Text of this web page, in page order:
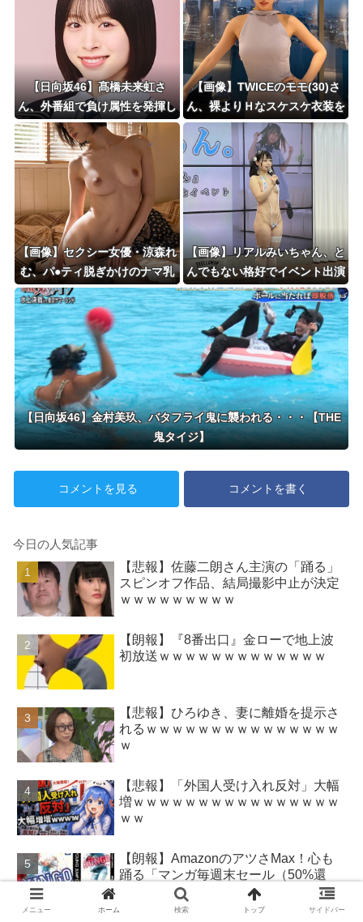
【日向坂46】髙橋未来虹さ
ん、外番組で負け属性を発揮し
てしまう…
【画像】TWICEのモモ(30)さ
ん、裸よりＨなスケスケ衣装を
着てしまうｗｗｗｗｗｗ
【画像】セクシー女優・涼森れ
む、パ●ティ脱ぎかけのナマ乳
がHすぎる
【画像】リアルみいちゃん、と
んでもない格好でイベント出演
するwwwww
【日向坂46】金村美玖、バタフライ鬼に襲われる・・・【THE
鬼タイジ】
コメントを見る コメントを書く
今日の人気記事
【悲報】佐藤二朗さん主演の「踊る」
スピンオフ作品、結局撮影中止が決定
ｗｗｗｗｗｗｗｗｗ
【朗報】『8番出口』金ローで地上波
初放送ｗｗｗｗｗｗｗｗｗｗｗｗｗ
【悲報】ひろゆき、妻に離婚を提示さ
れるｗｗｗｗｗｗｗｗｗｗｗｗｗｗｗ
ｗ
【悲報】「外国人受け入れ反対」大幅
増ｗｗｗｗｗｗｗｗｗｗｗｗｗｗｗｗ
ｗｗ
【朗報】AmazonのアツさMax！心も
踊る「マンガ毎週末セール（50%還
元）」2日目襲来！
メニュー ホーム 検索 トップ サイドバー